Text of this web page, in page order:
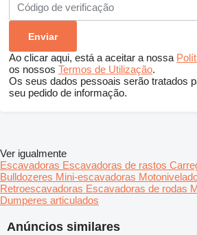
Ao clicar aqui, está a aceitar a nossa
os nossos Termos de Utilização.
Os seus dados pessoais serão tratados
seu pedido de informação.
Anúncios similares
Ver igualmente
Escavadoras Escavadoras de rastos
Bulldozeres Mini-escavadoras
Retroescavadoras Escavadoras de rodas
Dumperes articulados